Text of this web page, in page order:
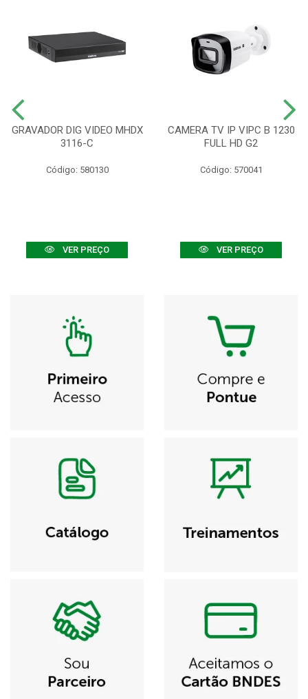
GRAVADOR DIG VIDEO MHDX
3116-C
Código: 580130
VER PREÇO
CAMERA TV IP VIPC B 1230
FULL HD G2
Código: 570041
VER PREÇO